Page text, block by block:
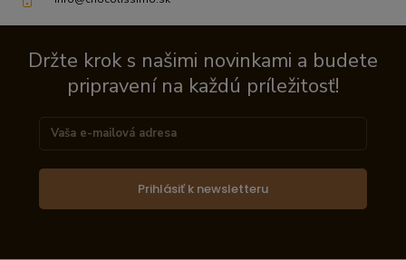
Držte krok s našimi novinkami a budete
pripravení na každú príležitosť!
Prihlásiť k newsletteru